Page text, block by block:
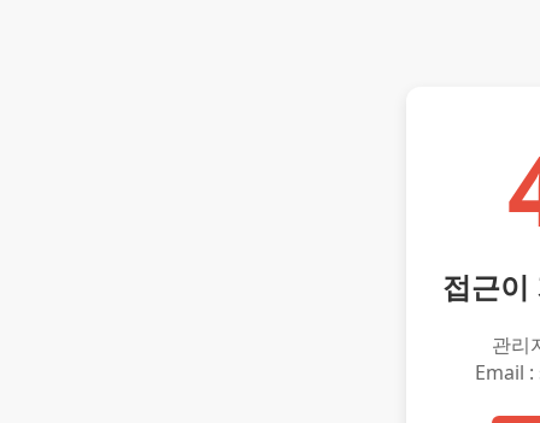
접근이
관리
Email